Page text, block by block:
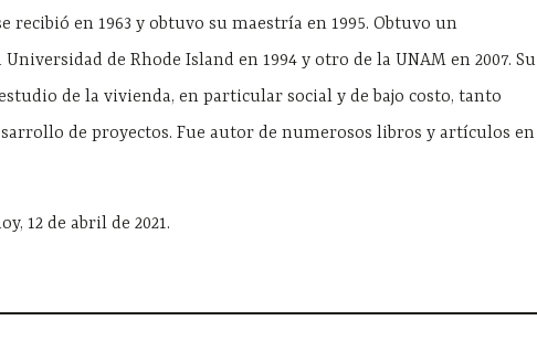
recibió en 1963 y obtuvo su maestría en 1995. Obtuvo un
de Rhode Island en 1994 y otro de la UNAM en 2007. Su
de la vivienda, en particular social y de bajo costo, tanto
de proyectos. Fue autor de numerosos libros y artículos en
12 de abril de 2021.